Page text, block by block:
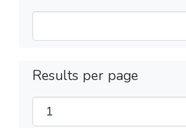
Results per page